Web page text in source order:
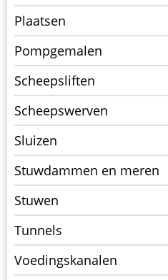
Plaatsen
Pompgemalen
Scheepsliften
Scheepswerven
Sluizen
Stuwdammen en meren
Stuwen
Tunnels
Voedingskanalen